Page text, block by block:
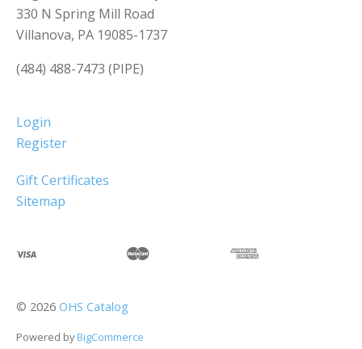
330 N Spring Mill Road
Villanova, PA 19085-1737
(484) 488-7473 (PIPE)
Login
Register
Gift Certificates
Sitemap
© 2026 OHS Catalog
Powered byBigCommerce